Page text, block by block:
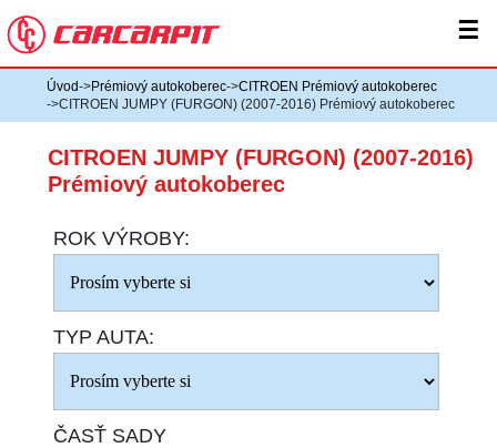
☰
Úvod->Prémiový autokoberec->CITROEN Prémiový autokoberec
->CITROEN JUMPY (FURGON) (2007-2016) Prémiový autokoberec
CITROEN JUMPY (FURGON) (2007-2016)
Prémiový autokoberec
ROK VÝROBY:
TYP AUTA:
ČASŤ SADY